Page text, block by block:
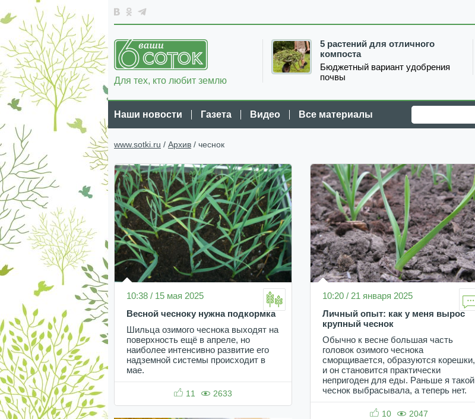
5 растений для отличного
компоста
Бюджетный вариант удобрения
почвы
Для тех, кто любит землю
Наши новости Газета Видео Все материалы
www.sotki.ru / Архив / чеснок
10:38 / 15 мая 2025
Весной чесноку нужна подкормка
Шильца озимого чеснока выходят на
поверхность ещё в апреле, но
наиболее интенсивно развитие его
надземной системы происходит в
мае.
11 2633
10:20 / 21 января 2025
Личный опыт: как у меня вырос
крупный чеснок
Обычно к весне большая часть
головок озимого чеснока
сморщивается, образуются корешки,
и он становится практически
непригоден для еды. Раньше я такой
чеснок выбрасывала, а теперь нет.
10 2047